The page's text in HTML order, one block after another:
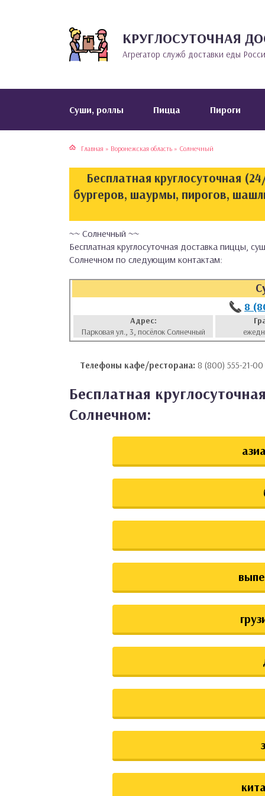
КРУГЛОСУТОЧНАЯ
Агрегатор служб доставки еды
Cуши, роллы Пицца Пироги
Главная » Воронежская область » Солнечный
Бесплатная круглосуточная
бургеров, шаурмы, пирогов,
~~ Солнечный ~~
Бесплатная круглосуточная доставка пиццы,
Солнечном по следующим контактам:
8
Адрес:
Парковая ул., 3, посёлок Солнечный
Телефоны кафе/ресторана: 8 (800) 555-21-00
Бесплатная
Солнечном:
кухня